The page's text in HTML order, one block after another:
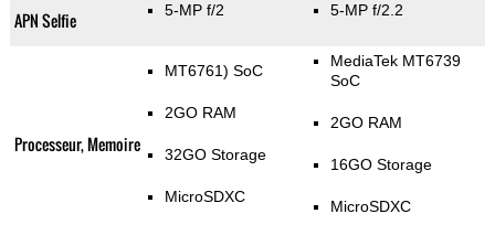
APN Selfie 5-MP f/2 5-MP f/2.2
Processeur, Memoire
MT6761) SoC
2GO RAM
32GO Storage
MicroSDXC
MediaTek MT6739
SoC
2GO RAM
16GO Storage
MicroSDXC